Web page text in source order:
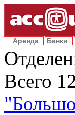
Аренда Банки
Всего